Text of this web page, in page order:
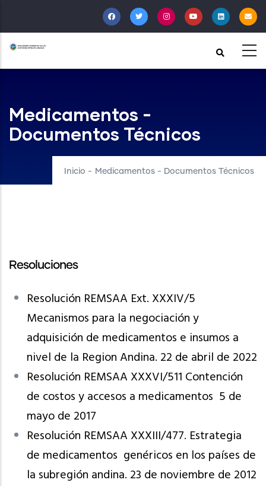
al
contenido
principal
Medicamentos -
Documentos Técnicos
Inicio - Medicamentos - Documentos Técnicos
Resoluciones
Resolución REMSAA Ext. XXXIV/5
Mecanismos para la negociación y
adquisición de medicamentos e insumos a
nivel de la Region Andina. 22 de abril de 2022
Resolución REMSAA XXXVI/511 Contención
de costos y accesos a medicamentos 5 de
mayo de 2017
Resolución REMSAA XXXIII/477. Estrategia
de medicamentos genéricos en los países de
la subregión andina. 23 de noviembre de 2012